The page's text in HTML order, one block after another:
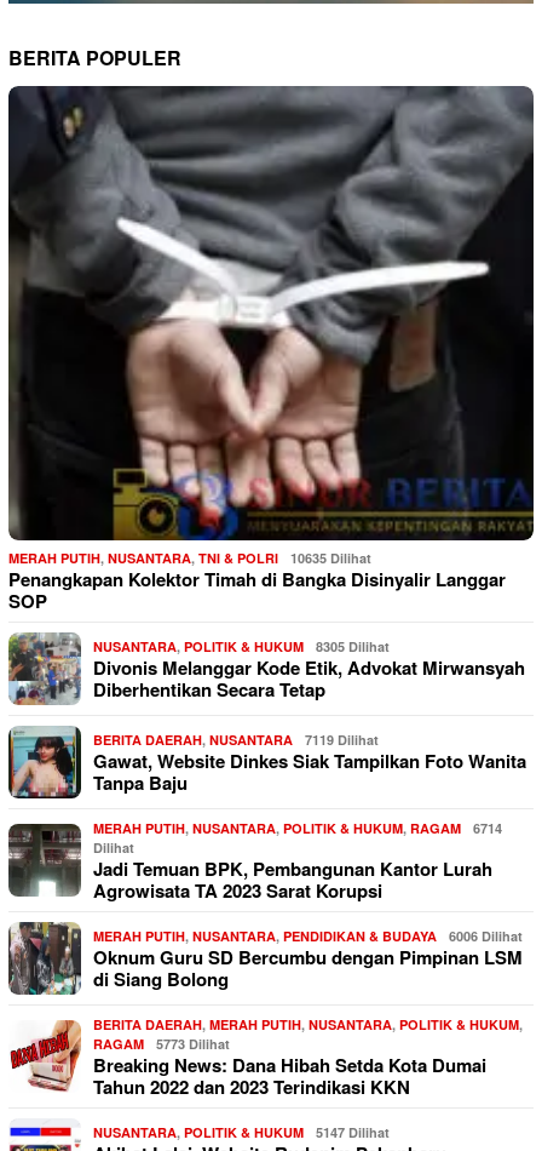
BERITA POPULER
MERAH PUTIH, NUSANTARA, TNI & POLRI 10635 Dilihat
Penangkapan Kolektor Timah di Bangka Disinyalir Langgar
SOP
NUSANTARA, POLITIK & HUKUM 8305 Dilihat
Divonis Melanggar Kode Etik, Advokat Mirwansyah
Diberhentikan Secara Tetap
BERITA DAERAH, NUSANTARA 7119 Dilihat
Gawat, Website Dinkes Siak Tampilkan Foto Wanita
Tanpa Baju
MERAH PUTIH, NUSANTARA, POLITIK & HUKUM, RAGAM
6714
Dilihat
Jadi Temuan BPK, Pembangunan Kantor Lurah
Agrowisata TA 2023 Sarat Korupsi
MERAH PUTIH, NUSANTARA, PENDIDIKAN & BUDAYA 6006 Dilihat
Oknum Guru SD Bercumbu dengan Pimpinan LSM
di Siang Bolong
BERITA DAERAH, MERAH PUTIH, NUSANTARA, POLITIK & HUKUM,
RAGAM
5773 Dilihat
Breaking News: Dana Hibah Setda Kota Dumai
Tahun 2022 dan 2023 Terindikasi KKN
NUSANTARA, POLITIK & HUKUM 5147 Dilihat